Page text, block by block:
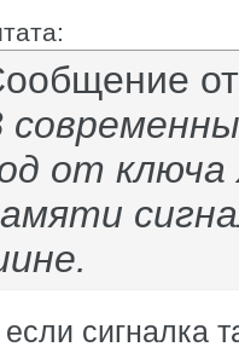
от ключа
сигналка